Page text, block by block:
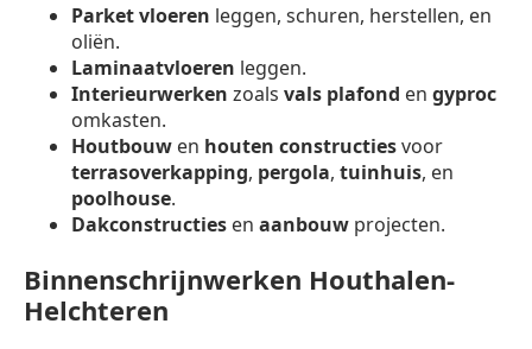
Parket vloeren leggen, schuren, herstellen, en
oliën.
Laminaatvloeren leggen.
Interieurwerken zoals vals plafond en gyproc
omkasten.
Houtbouw en houten constructiesvoor
terrasoverkapping, pergola, tuinhuis, en
poolhouse.
Dakconstructies en aanbouw projecten.
Binnenschrijnwerken Houthalen-
Helchteren